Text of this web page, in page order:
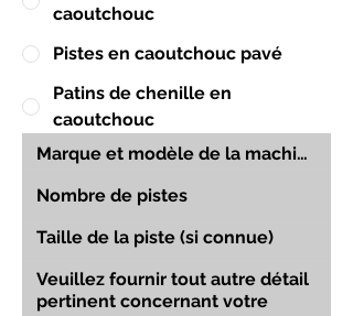
caoutchouc
Pistes en caoutchouc pavé
Patins de chenille en
caoutchouc